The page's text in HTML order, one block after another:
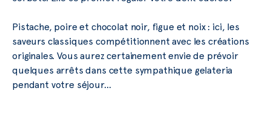
Pistache, poire et chocolat noir, figue et noix : ici, les
saveurs classiques compétitionnent avec les créations
originales. Vous aurez certainement envie de prévoir
quelques arrêts dans cette sympathique gelateria
pendant votre séjour…